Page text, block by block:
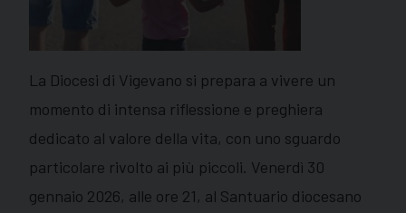
La Diocesi di Vigevano si prepara a vivere un
momento di intensa riflessione e preghiera
dedicato al valore della vita, con uno sguardo
particolare rivolto ai più piccoli. Venerdì 30
gennaio 2026, alle ore 21, al Santuario diocesano